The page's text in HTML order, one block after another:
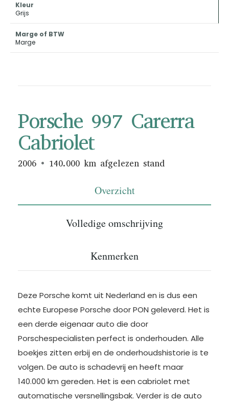
Kleur
Grijs
Marge of BTW
Marge
Porsche 997 Carerra
Cabriolet
2006 140.000 km afgelezen stand
Overzicht
Volledige omschrijving
Kenmerken
Deze Porsche komt uit Nederland en is dus een
echte Europese Porsche door PON geleverd. Het is
een derde eigenaar auto die door
Porschespecialisten perfect is onderhouden. Alle
boekjes zitten erbij en de onderhoudshistorie is te
volgen. De auto is schadevrij en heeft maar
140.000 km gereden. Het is een cabriolet met
automatische versnellingsbak. Verder is de auto